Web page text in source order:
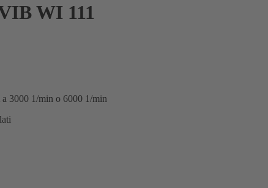
WI 111
a 3000 1/min o 6000 1/min